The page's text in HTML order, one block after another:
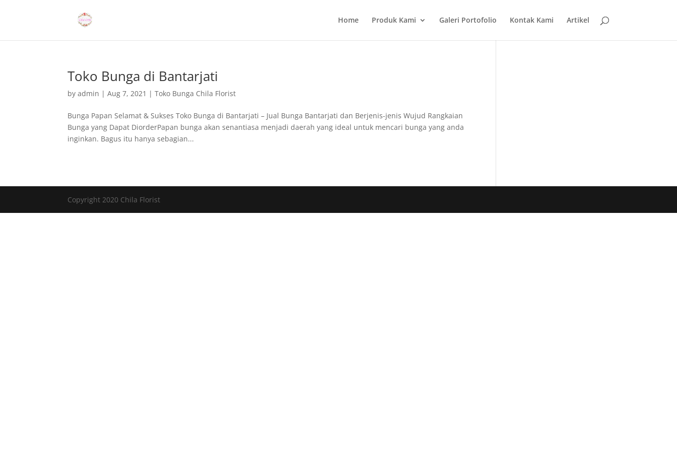
Home Produk Kami Galeri Portofolio Kontak Kami Artikel
Toko Bunga di Bantarjati
byadmin |Aug 7, 2021 |Toko Bunga Chila Florist
Bunga Papan Selamat & Sukses Toko Bunga di Bantarjati – Jual Bunga Bantarjati dan Berjenis-jenis Wujud Rangkaian
Bunga yang Dapat DiorderPapan bunga akan senantiasa menjadi daerah yang ideal untuk mencari bunga yang anda
inginkan. Bagus itu hanya sebagian...
Copyright 2020 Chila Florist